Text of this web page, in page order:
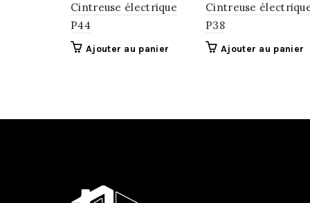
Cintreuse électrique
P44
Ajouter au panier
Cintreuse
P38
Ajouter au panier